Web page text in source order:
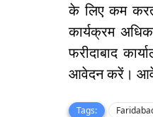
के लिए कम
कार्यक्रम
फरीदाबाद
आवेदन करें।
Tags: